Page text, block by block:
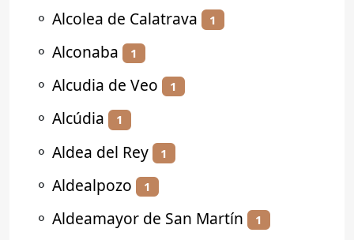
⚬ Alcolea de Calatrava 1
⚬ Alconaba 1
⚬ Alcudia de Veo 1
⚬ Alcúdia 1
⚬ Aldea del Rey 1
⚬ Aldealpozo 1
⚬ Aldeamayor de San Martín 1